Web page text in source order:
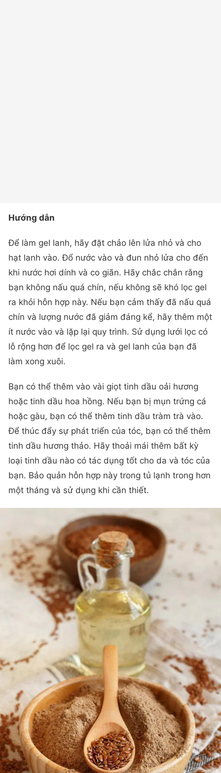
Hướng dẫn
Để làm gel lanh, hãy đặt chảo lên lửa nhỏ và cho
hạt lanh vào. Đổ nước vào và đun nhỏ lửa cho đến
khi nước hơi dính và co giãn. Hãy chắc chắn rằng
bạn không nấu quá chín, nếu không sẽ khó lọc gel
ra khỏi hỗn hợp này. Nếu bạn cảm thấy đã nấu quá
chín và lượng nước đã giảm đáng kể, hãy thêm một
ít nước vào và lặp lại quy trình. Sử dụng lưới lọc có
lỗ rộng hơn để lọc gel ra và gel lanh của bạn đã
làm xong xuôi.
Bạn có thể thêm vào vài giọt tinh dầu oải hương
hoặc tinh dầu hoa hồng. Nếu bạn bị mụn trứng cá
hoặc gàu, bạn có thể thêm tinh dầu tràm trà vào.
Để thúc đẩy sự phát triển của tóc, bạn có thể thêm
tinh dầu hương thảo. Hãy thoải mái thêm bất kỳ
loại tinh dầu nào có tác dụng tốt cho da và tóc của
bạn. Bảo quản hỗn hợp này trong tủ lạnh trong hơn
một tháng và sử dụng khi cần thiết.